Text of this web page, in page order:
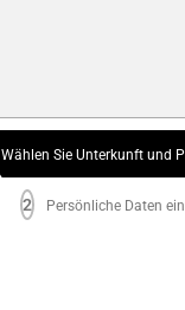
Wählen Sie Unterkunft und
2 Persönliche Daten